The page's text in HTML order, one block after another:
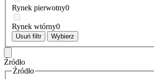
Rynek pierwotny0
Rynek wtórny0
Usuń filtr Wybierz
Źródło
Źródło